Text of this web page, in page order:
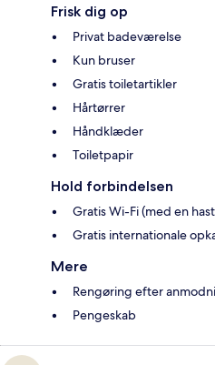
Frisk dig op
Privat badeværelse
Kun bruser
Gratis toiletartikler
Hårtørrer
Håndklæder
Toiletpapir
Hold forbindelsen
Gratis Wi-Fi (med en
Gratis internationale
Mere
Rengøring efter
Pengeskab